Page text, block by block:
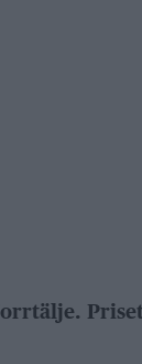
Priset